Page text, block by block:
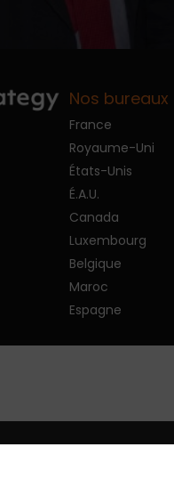
Nos bureaux
France
Royaume-Uni
États-Unis
É.A.U.
Canada
Luxembourg
Belgique
Maroc
Espagne